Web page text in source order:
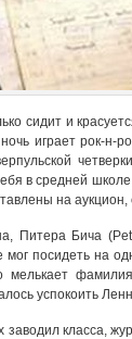
сидит и
играет рок-н-
в средней
на
Питера Бича
посидеть на
мелькает
успокоить
класса,